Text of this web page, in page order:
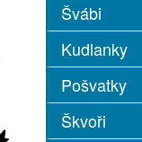
Švábi
Kudlanky
Pošvatky
Škvoři